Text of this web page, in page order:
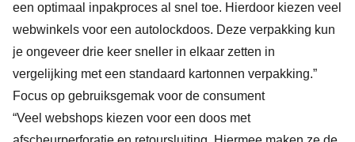
een optimaal inpakproces al snel toe. Hierdoor kiezen veel
webwinkels voor een autolockdoos. Deze verpakking kun
je ongeveer drie keer sneller in elkaar zetten in
vergelijking met een standaard kartonnen verpakking.”
Focus op gebruiksgemak voor de consument
“Veel webshops kiezen voor een doos met